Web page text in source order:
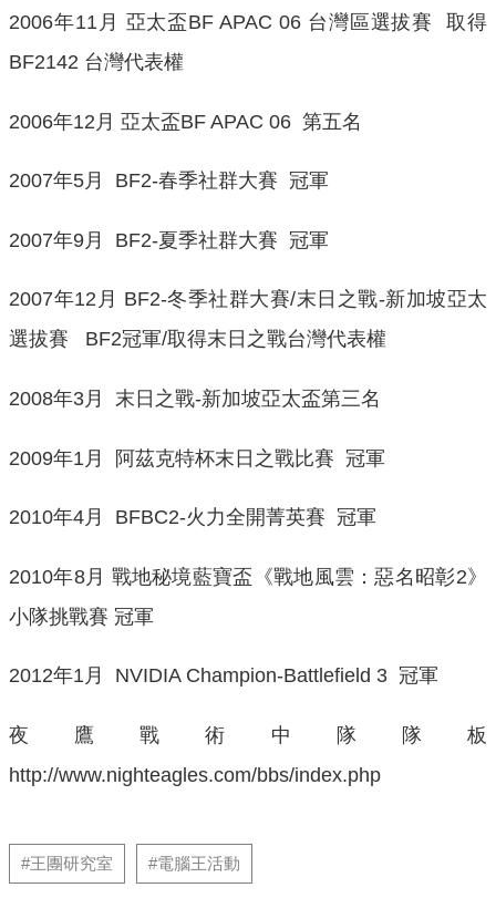
2006年11月 亞太盃BF APAC 06 台灣區選拔賽 取得
BF2142 台灣代表權
2006年12月 亞太盃BF APAC 06 第五名
2007年5月 BF2-春季社群大賽 冠軍
2007年9月 BF2-夏季社群大賽 冠軍
2007年12月 BF2-冬季社群大賽/末日之戰-新加坡亞太
選拔賽 BF2冠軍/取得末日之戰台灣代表權
2008年3月 末日之戰-新加坡亞太盃第三名
2009年1月 阿茲克特杯末日之戰比賽 冠軍
2010年4月 BFBC2-火力全開菁英賽 冠軍
2010年8月 戰地秘境藍寶盃《戰地風雲：惡名昭彰2》
小隊挑戰賽 冠軍
2012年1月 NVIDIA Champion-Battlefield 3 冠軍
夜鷹戰術中隊隊板
http://www.nighteagles.com/bbs/index.php
#王團研究室 #電腦王活動